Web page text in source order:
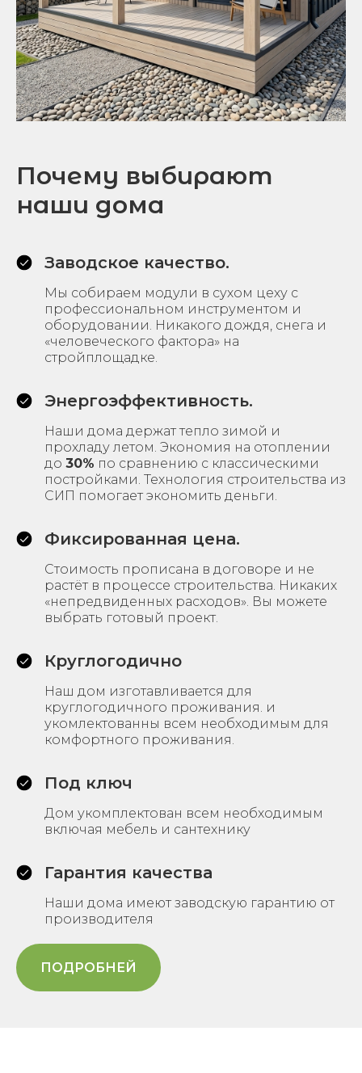
Почему выбирают
наши дома
Заводское качество.
Мы собираем модули в сухом цеху с
профессиональном инструментом и
оборудовании. Никакого дождя, снега и
«человеческого фактора» на
стройплощадке.
Энергоэффективность.
Наши дома держат тепло зимой и
прохладу летом. Экономия на отоплении
до 30% по сравнению с классическими
постройками. Технология строительства из
СИП помогает экономить деньги.
Фиксированная цена.
Стоимость прописана в договоре и не
растёт в процессе строительства. Никаких
«непредвиденных расходов». Вы можете
выбрать готовый проект.
Круглогодично
Наш дом изготавливается для
круглогодичного проживания. и
укомлектованны всем необходимым для
комфортного проживания.
Под ключ
Дом укомплектован всем необходимым
включая мебель и сантехнику
Гарантия качества
Наши дома имеют заводскую гарантию от
производителя
ПОДРОБНЕЙ
Нужна
консультация
Оставьте заявку и мы свяжемся